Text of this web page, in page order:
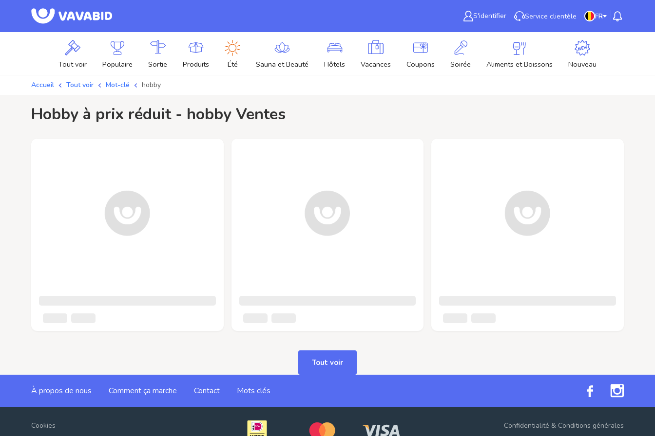
S'identifier Service clientèle FR
Tout voir Populaire Sortie Produits Été Sauna et Beauté Hôtels Vacances Coupons Soirée Aliments et Boissons Nouveau
Accueil Tout voir Mot-clé hobby
hobby à prix réduit - hobby Ventes
Tout voir
À propos de nous Comment ça marche Contact Mots clés
Cookies Confidentialité & Conditions générales